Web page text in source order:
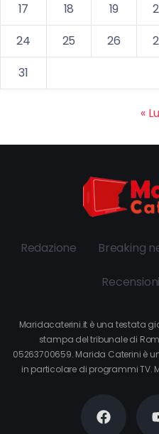
17
18 19
24
25 26
31
«
Redazione Breaking
Recensioni
Maridacaterini.it è una testata
stampa del tribunale di
05263700659. Marida Caterini è
in particolare di programmi TV.